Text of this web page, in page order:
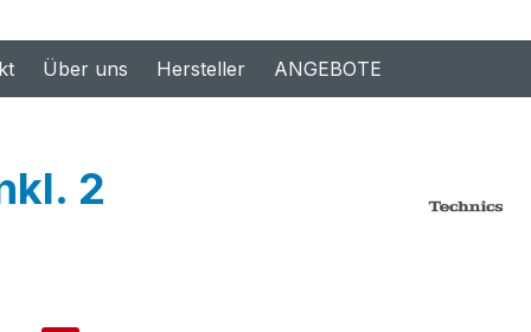
Über uns Hersteller ANGEBOTE
2